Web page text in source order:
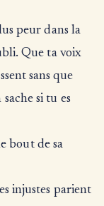
peur dans la
Que ta voix
sans que
si tu es
bout de sa
injustes parient